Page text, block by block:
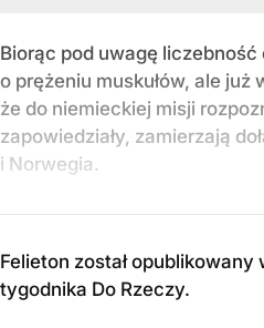
Biorąc pod uwagę
o prężeniu muskułów, ale już
że do niemieckiej misji
zapowiedziały, zamierzają
i Norwegia.
Felieton został opublikowany
tygodnika Do Rzeczy.